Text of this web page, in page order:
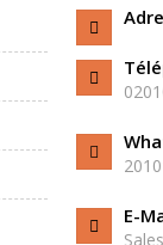
E-